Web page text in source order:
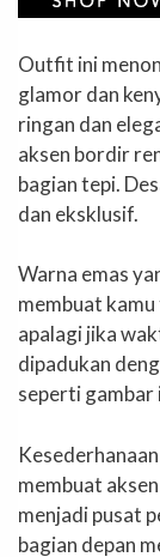
Outfit ini
glamor dan
ringan dan
aksen bordir
bagian tepi.
dan eksklusif.
Warna emas
membuat
apalagi jika
dipadukan
seperti gambar
membuat
menjadi pusat
bagian depan